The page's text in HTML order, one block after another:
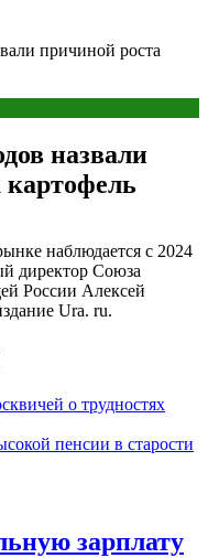
причиной роста
назвали
наблюдается с 2024
директор Союза
России Алексей
Ura. ru.
о трудностях
пенсии в старости
зарплату